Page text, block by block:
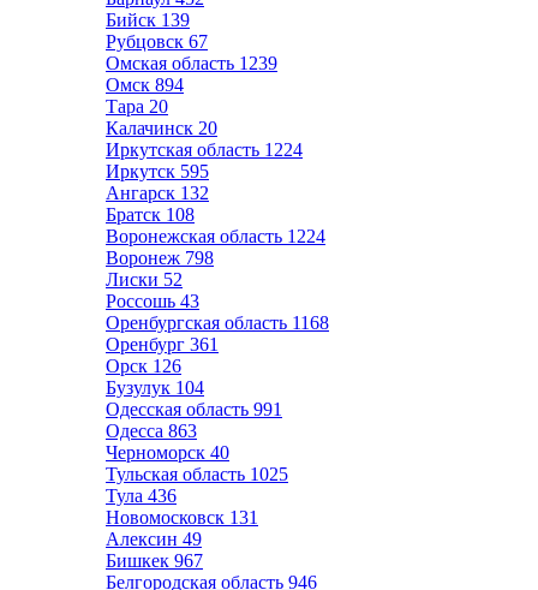
Бийск 139
Рубцовск 67
Омская область 1239
Омск 894
Тара 20
Калачинск 20
Иркутская область 1224
Иркутск 595
Ангарск 132
Братск 108
Воронежская область 1224
Воронеж 798
Лиски 52
Россошь 43
Оренбургская область 1168
Оренбург 361
Орск 126
Бузулук 104
Одесская область 991
Одесса 863
Черноморск 40
Тульская область 1025
Тула 436
Новомосковск 131
Алексин 49
Бишкек 967
Белгородская область 946